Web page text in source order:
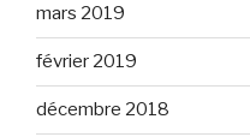
mars 2019
février 2019
décembre 2018